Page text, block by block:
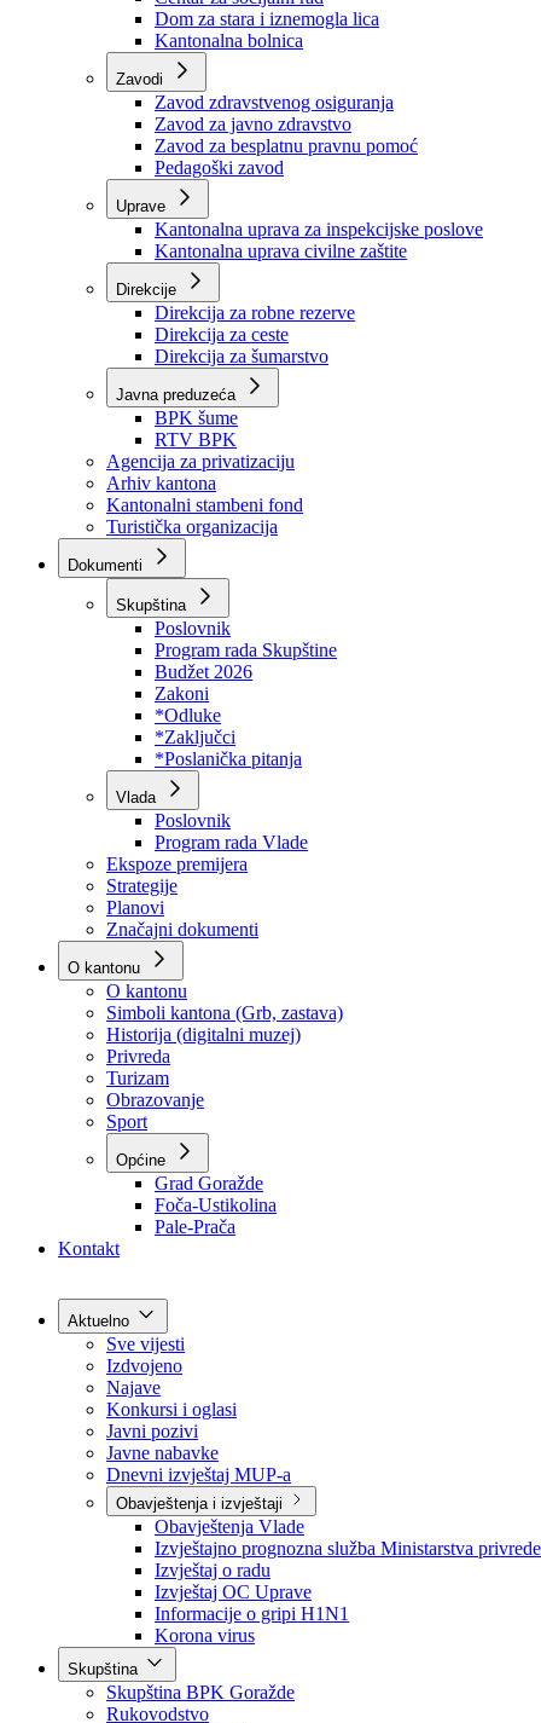
Ustanove
Centar za socijalni rad
Dom za stara i iznemogla lica
Kantonalna bolnica
Zavodi
Zavod zdravstvenog osiguranja
Zavod za javno zdravstvo
Zavod za besplatnu pravnu pomoć
Pedagoški zavod
Kantonalna uprava za inspekcijske poslove
Kantonalna uprava civilne zaštite
Direkcije
Direkcija za robne rezerve
Direkcija za ceste
Direkcija za šumarstvo
Javna preduzeća
BPK šume
RTV BPK
Agencija za privatizaciju
Arhiv kantona
Kantonalni stambeni fond
Turistička organizacija
Dokumenti
Skupština
Poslovnik
Program rada Skupštine
Budžet 2026
Zakoni
*Odluke
*Zaključci
*Poslanička pitanja
Vlada
Poslovnik
Program rada Vlade
Ekspoze premijera
Strategije
Planovi
Značajni dokumenti
O kantonu
O kantonu
Simboli kantona (Grb, zastava)
Historija (digitalni muzej)
Privreda
Turizam
Obrazovanje
Sport
Općine
Kontakt
Aktuelno
Sve vijesti
Izdvojeno
Najave
Konkursi i oglasi
Javni pozivi
Javne nabavke
Dnevni izvještaj MUP-a
Obavještenja i izvještaji
Obavještenja Vlade
Izvještajno prognozna služba Ministarstva privrede
Izvještaj o radu
Izvještaj OC Uprave
Informacije o gripi H1N1
Korona virus